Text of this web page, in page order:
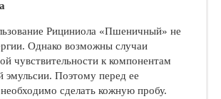
Рициниола «Пшеничный» не
Однако возможны случаи
чувствительности к компонентам
эмульсии. Поэтому перед ее
сделать кожную пробу.